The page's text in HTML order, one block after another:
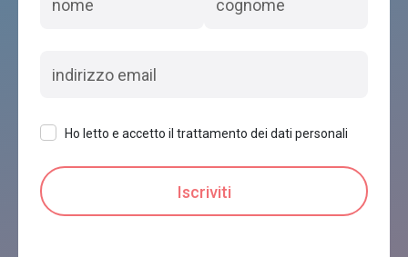
Ho letto e accetto il trattamento dei dati personali